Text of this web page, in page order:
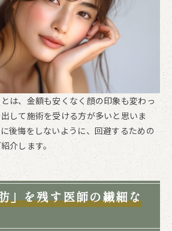
は、金額も安くなく顔の印象も変わっ
して施術を受ける方が多いと思いま
後悔をしないように、回避するための
介します。
」を残す医師の繊細な